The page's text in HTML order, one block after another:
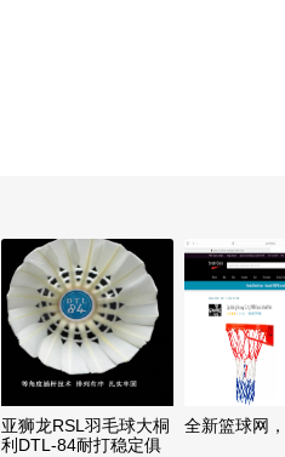
亚狮龙RSL羽毛球大桐
利DTL-84耐打稳定俱
全新篮球网